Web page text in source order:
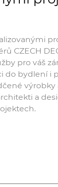
CZECH
pro váš
do bydlení i
výrobky
a